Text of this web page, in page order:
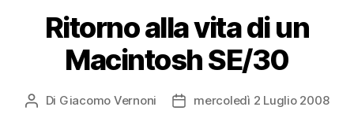
Ritorno alla vita di un
Macintosh SE/30
Autore
Di Giacomo Vernoni
Datamercoledì 2 Luglio 2008